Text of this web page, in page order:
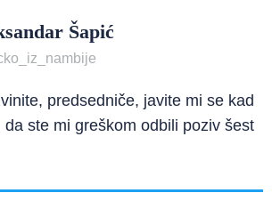
Šapić
predsedniče, javite mi se kad
ste mi greškom odbili poziv šest